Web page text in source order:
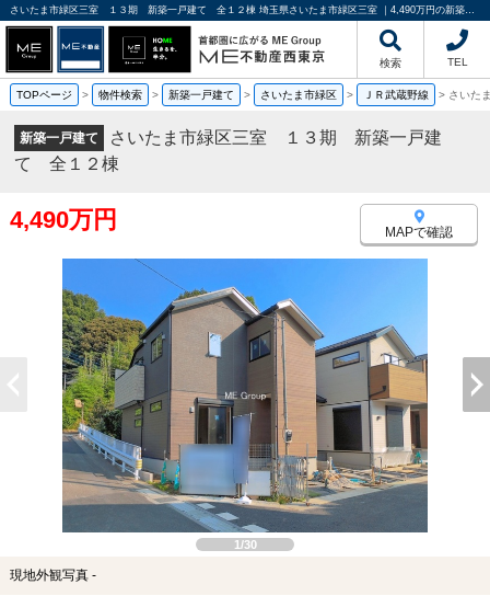
さいたま市緑区三室 １３期 新築一戸建て 全１２棟 埼玉県さいたま市緑区三室 ｜4,490万円の新築一戸建て｜分譲住宅や新築物件｜ME不動産西東京
検索 TEL
TOPページ > 物件検索 > 新築一戸建て > さいたま市緑区 > ＪＲ武蔵野線 > さいた
新築一戸建て
さいたま市緑区三室 １３期 新築一戸建
て 全１２棟
4,490万円 MAPで確認
1/30
現地外観写真 -